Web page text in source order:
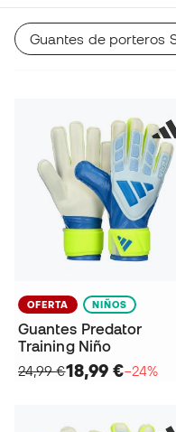
Guantes de porteros
OFERTA NIÑOS
Guantes Predator
Training Niño
24,99 €18,99 €−24%